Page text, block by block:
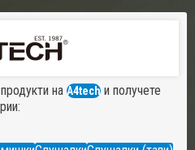
на A4tech и получете